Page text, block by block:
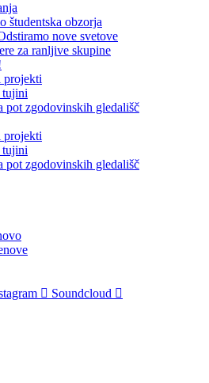
študentska obzorja
nove svetove
za ranljive skupine
projekti
tujini
pot zgodovinskih gledališč
projekti
tujini
pot zgodovinskih gledališč
Soundcloud